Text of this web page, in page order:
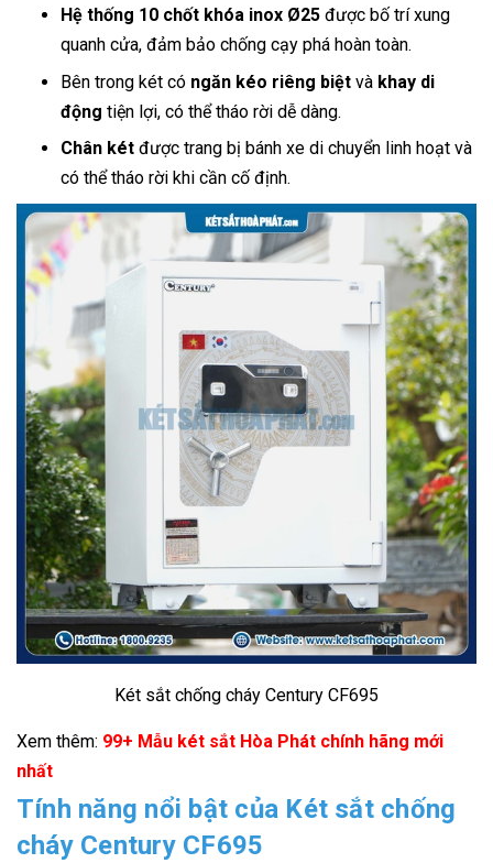
Hệ thống 10 chốt khóa inox Ø25 được bố trí xung
quanh cửa, đảm bảo chống cạy phá hoàn toàn.
Bên trong két có ngăn kéo riêng biệt và khay di
động tiện lợi, có thể tháo rời dễ dàng.
Chân két được trang bị bánh xe di chuyển linh hoạt và
có thể tháo rời khi cần cố định.
Két sắt chống cháy Century CF695
Xem thêm: 99+ Mẫu két sắt Hòa Phát chính hãng mới
nhất
Tính năng nổi bật của Két sắt chống
cháy Century CF695